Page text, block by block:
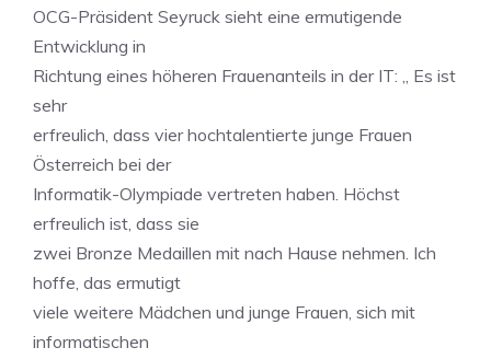
OCG-Präsident Seyruck sieht eine ermutigende
Entwicklung in
Richtung eines höheren Frauenanteils in der IT: „ Es ist
sehr
erfreulich, dass vier hochtalentierte junge Frauen
Österreich bei der
Informatik-Olympiade vertreten haben. Höchst
erfreulich ist, dass sie
zwei Bronze Medaillen mit nach Hause nehmen. Ich
hoffe, das ermutigt
viele weitere Mädchen und junge Frauen, sich mit
informatischen